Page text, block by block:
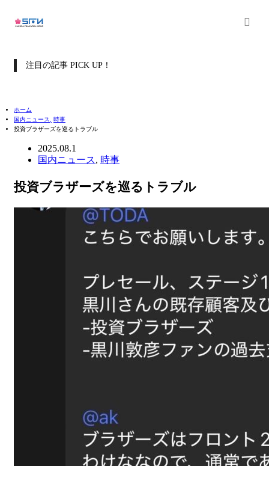
注目の記事 PICK UP！
ホーム
国内ニュース
時事
投資ブラザーズを巡るトラブル
2025.08.1
国内ニュース, 時事
投資ブラザーズを巡るトラブル